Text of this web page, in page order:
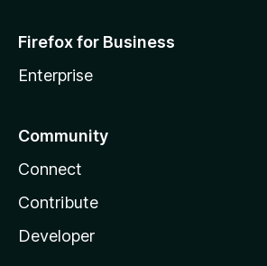
Firefox for Business
Enterprise
Community
Connect
Contribute
Developer